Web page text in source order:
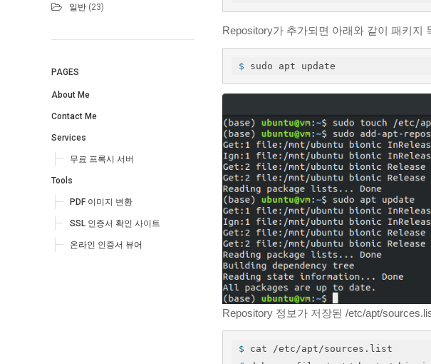
일반 (23)
PAGES
About Me
Contact Me
Services
무료 프록시 서버
Tools
PDF 이미지 변환
SSL 인증서 확인 사이트
온라인 인증서 뷰어
Repository가 추가되면 아래와 같이 패키지
$ sudo apt update
Repository 정보가 저장된 /etc/apt/
$ cat /etc/apt/sources.list